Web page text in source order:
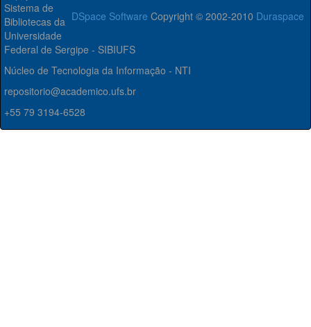
DSpace Software Copyright © 2002-2010 Duraspace
Sistema de
Bibliotecas da
Universidade
Federal de Sergipe - SIBIUFS
Núcleo de Tecnologia da Informação - NTI
repositorio@academico.ufs.br
+55 79 3194-6528